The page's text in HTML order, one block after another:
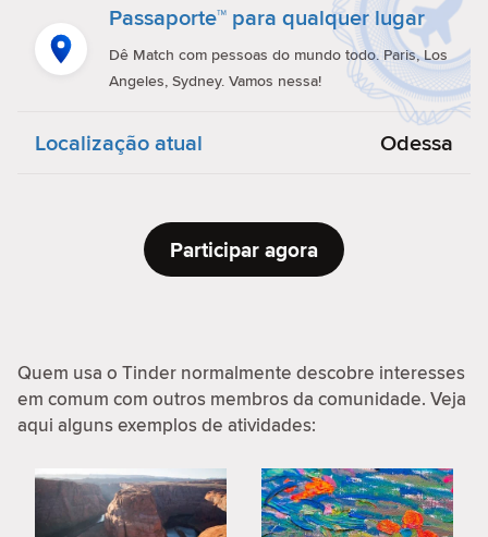
Passaporte™ para qualquer lugar
Dê Match com pessoas do mundo todo. Paris, Los
Angeles, Sydney. Vamos nessa!
Localização atual Odessa
Participar agora
Quem usa o Tinder normalmente descobre interesses
em comum com outros membros da comunidade. Veja
aqui alguns exemplos de atividades: